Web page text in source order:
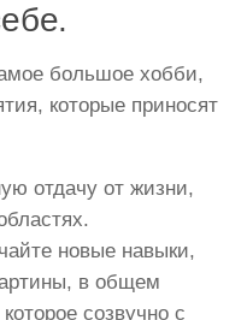
большое хобби,
которые приносят
отдачу от жизни,
новые навыки,
в общем
созвучно с